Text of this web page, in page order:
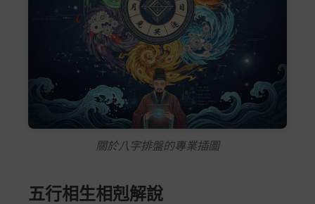
關於八字排盤的專業插圖
五行相生相剋解說